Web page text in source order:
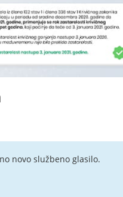
novo službeno glasilo.